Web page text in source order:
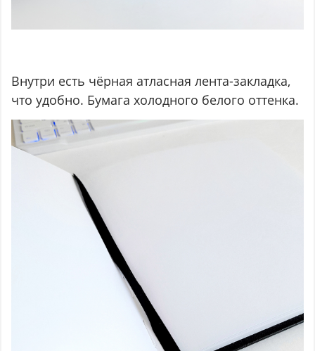
Внутри есть чёрная атласная лента-закладка,
что удобно. Бумага холодного белого оттенка.